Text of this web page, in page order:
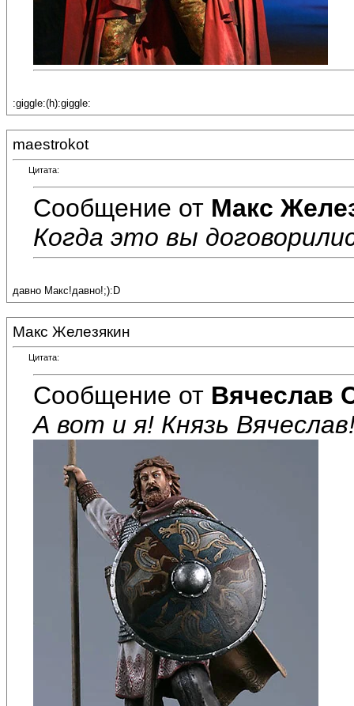
:giggle:(h):giggle:
maestrokot
Цитата:
Сообщение от Макс
Когда это вы
давно Макс!давно!;):D
Макс Железякин
Цитата:
Сообщение от Вячеслав
А вот и я! Князь